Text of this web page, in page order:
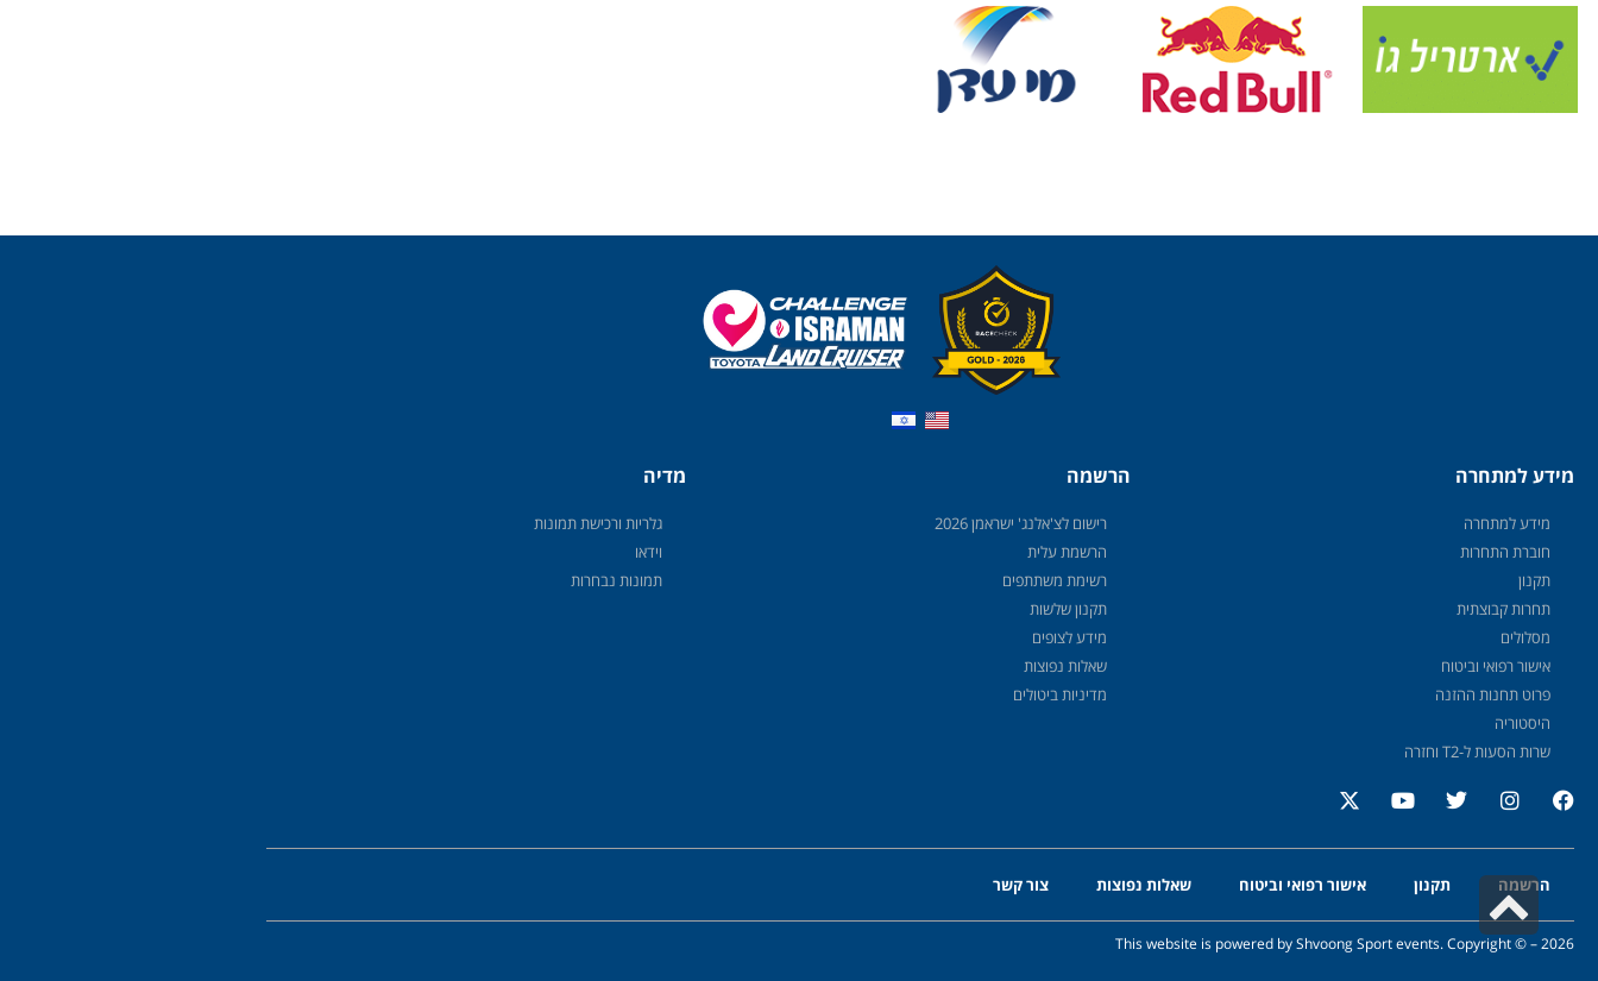
מידע למתחרה
מידע למתחרה
חוברת התחרות
תקנון
תחרות קבוצתית
מסלולים
אישור רפואי וביטוח
פרוט תחנות ההזנה
היסטוריה
שרות הסעות ל-T2 וחזרה
הרשמה
רישום לצ'אלנג' ישראמן 2026
הרשמת עלית
רשימת משתתפים
תקנון שלשות
מידע לצופים
שאלות נפוצות
מדיניות ביטולים
מדיה
גלריות ורכישת תמונות
וידאו
תמונות נבחרות
הרשמה תקנון אישור רפואי וביטוח שאלות נפוצות צור קשר
This website is powered by Shvoong Sport events. Copyright © – 2026
גלילה
לראש